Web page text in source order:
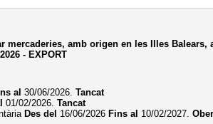
amb origen en les Illes Balears,
- EXPORT
al 30/06/2026.Tancat
01/02/2026.Tancat
Des del 16/06/2026 Fins al 10/02/2027.